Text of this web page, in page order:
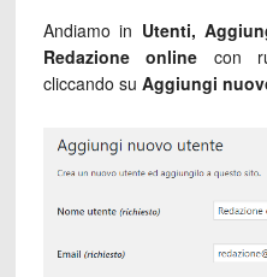
Andiamo in Utenti,
Redazione online con
cliccando su Aggiungi